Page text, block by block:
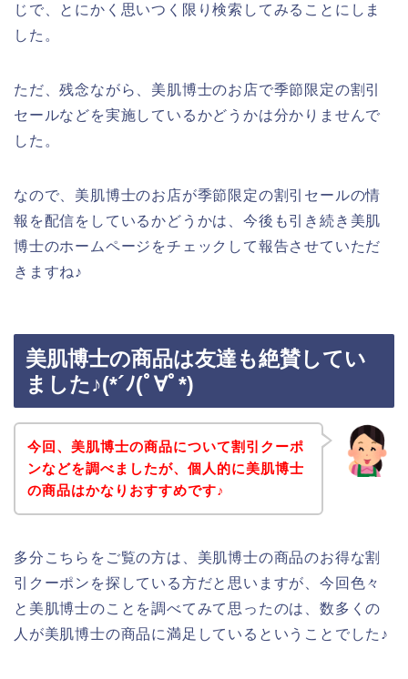
じで、とにかく思いつく限り検索してみることにしま
した。
ただ、残念ながら、美肌博士のお店で季節限定の割引
セールなどを実施しているかどうかは分かりませんで
した。
なので、美肌博士のお店が季節限定の割引セールの情
報を配信をしているかどうかは、今後も引き続き美肌
博士のホームページをチェックして報告させていただ
きますね♪
美肌博士の商品は友達も絶賛してい
ました♪(*´ﾉ(ﾟ∀ﾟ*)
今回、美肌博士の商品について割引クーポ
ンなどを調べましたが、個人的に美肌博士
の商品はかなりおすすめです♪
多分こちらをご覧の方は、美肌博士の商品のお得な割
引クーポンを探している方だと思いますが、今回色々
と美肌博士のことを調べてみて思ったのは、数多くの
人が美肌博士の商品に満足しているということでした♪